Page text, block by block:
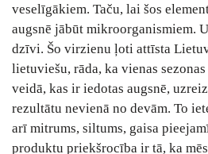
veselīgākiem. Taču, lai šos
augsnē jābūt mikroorganismiem.
dzīvi. Šo virzienu ļoti attīsta
lietuviešu, rāda, ka vienas
veidā, kas ir iedotas augsnē,
rezultātu nevienā no devām. To
arī mitrums, siltums, gaisa
produktu priekšrocība ir tā, ka